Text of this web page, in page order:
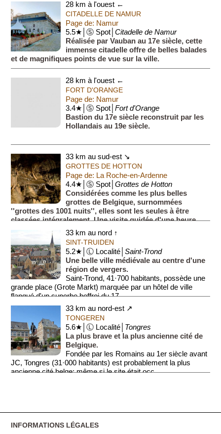
28 km à l'ouest ←
CITADELLE DE NAMUR
Page de: Namur
5.5★│Ⓢ Spot│Citadelle de Namur
Réalisée par Vauban au 17e siècle, cette
immense citadelle offre de belles balades
et de magnifiques points de vue sur la ville.
28 km à l'ouest ←
FORT D'ORANGE
Page de: Namur
3.4★│Ⓢ Spot│Fort d'Orange
Bastion du 17e siècle reconstruit par les
Hollandais au 19e siècle.
33 km au sud-est ↘
GROTTES DE HOTTON
Page de: La Roche-en-Ardenne
4.4★│Ⓢ Spot│Grottes de Hotton
Considérées comme les plus belles
grottes de Belgique, surnommées
''grottes des 1001 nuits'', elles sont les seules à être
classées intégralement. Une visite guidée d'une heure
vous plonge dans les...33 km au nord ↑
SINT-TRUIDEN
5.2★│Ⓛ Localité│Saint-Trond
Une belle ville médiévale au centre d'une
région de vergers.
Saint-Trond, 41·700 habitants, possède une
grande place (Grote Markt) marquée par un hôtel de ville
flanqué d'un superbe beffroi du 17...
33 km au nord-est ↗
TONGEREN
5.6★│Ⓛ Localité│ Tongres
La plus brave et la plus ancienne cité de
Belgique.
Fondée par les Romains au 1er siècle avant
JC, Tongres (31·000 habitants) est probablement la plus
ancienne cité belge; même si le site était occ...
INFORMATIONS LÉGALES